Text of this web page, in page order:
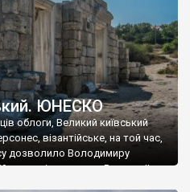
ЮНЕСКО
облоги, Великий київський
візантійське, на той час,
дозволило Володимиру
імператору Василю ІІ, та